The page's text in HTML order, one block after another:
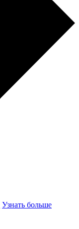
Узнать больше